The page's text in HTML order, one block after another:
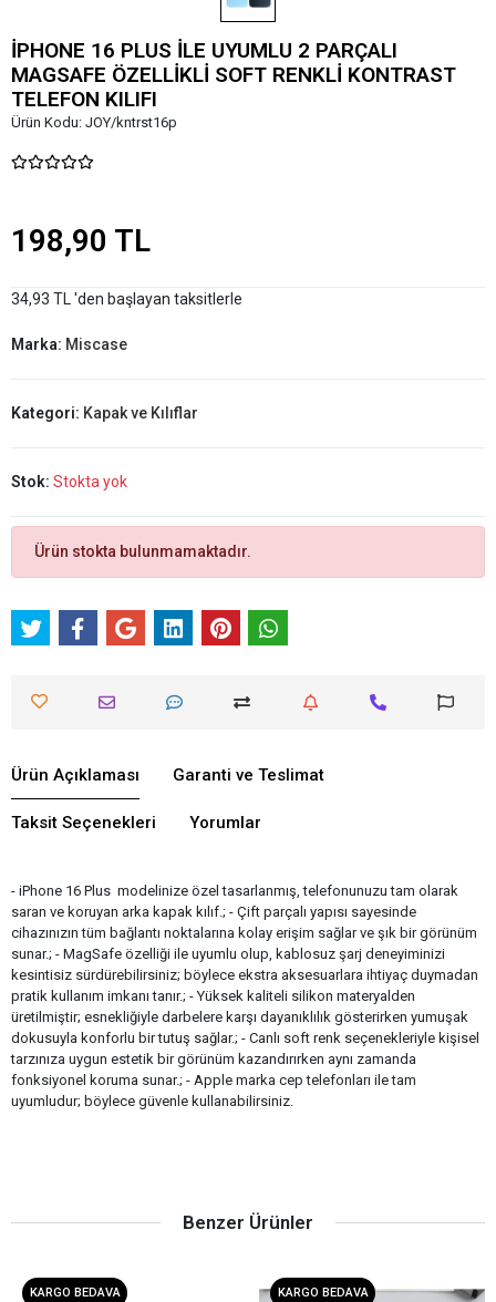
İPHONE 16 PLUS İLE UYUMLU 2 PARÇALI
MAGSAFE ÖZELLİKLİ SOFT RENKLİ KONTRAST
TELEFON KILIFI
Ürün Kodu: JOY/kntrst16p
198,90 TL
34,93 TL 'den başlayan taksitlerle
Marka: Miscase
Kategori: Kapak ve Kılıflar
Stok: Stokta yok
Ürün stokta bulunmamaktadır.
Ürün Açıklaması Garanti ve Teslimat
Taksit Seçenekleri Yorumlar
- iPhone 16 Plus modelinize özel tasarlanmış, telefonunuzu tam olarak
saran ve koruyan arka kapak kılıf.; - Çift parçalı yapısı sayesinde
cihazınızın tüm bağlantı noktalarına kolay erişim sağlar ve şık bir görünüm
sunar.; - MagSafe özelliği ile uyumlu olup, kablosuz şarj deneyiminizi
kesintisiz sürdürebilirsiniz; böylece ekstra aksesuarlara ihtiyaç duymadan
pratik kullanım imkanı tanır.; - Yüksek kaliteli silikon materyalden
üretilmiştir; esnekliğiyle darbelere karşı dayanıklılık gösterirken yumuşak
dokusuyla konforlu bir tutuş sağlar.; - Canlı soft renk seçenekleriyle kişisel
tarzınıza uygun estetik bir görünüm kazandırırken aynı zamanda
fonksiyonel koruma sunar.; - Apple marka cep telefonları ile tam
uyumludur; böylece güvenle kullanabilirsiniz.
Benzer Ürünler
KARGO BEDAVA KARGO BEDAVA